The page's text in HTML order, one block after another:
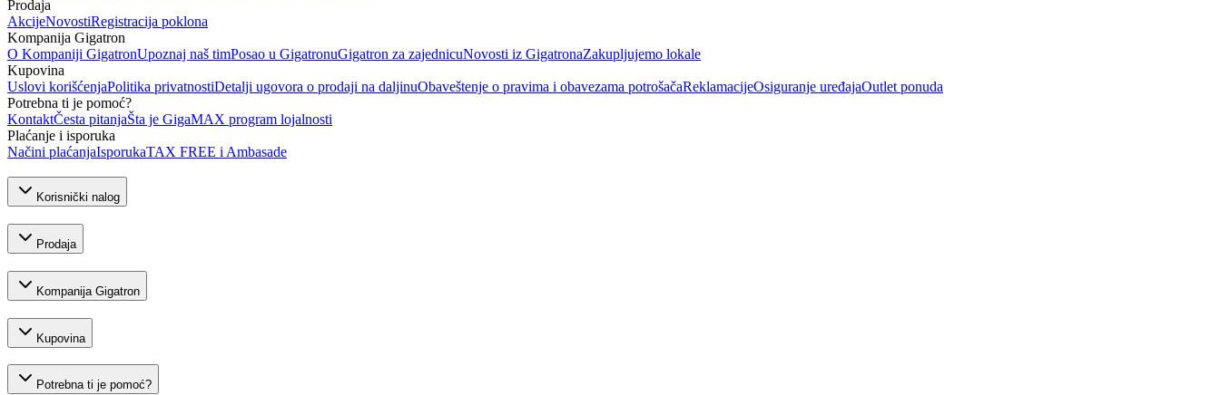
Prodaja
AkcijeNovostiRegistracija poklona
Kompanija Gigatron
O Kompaniji GigatronUpoznaj naš timPosao u GigatronuGigatron za zajednicuNovosti iz GigatronaZakupljujemo lokale
Kupovina
Uslovi korišćenjaPolitika privatnostiDetalji ugovora o prodaji na daljinuObaveštenje o pravima i obavezama potrošačaReklamacijeOsiguranje uređajaOutlet ponuda
Potrebna ti je pomoć?
KontaktČesta pitanjaŠta je GigaMAX program lojalnosti
Plaćanje i isporuka
Načini plaćanjaIsporukaTAX FREE i Ambasade
Korisnički nalog
Prodaja
Kompanija Gigatron
Kupovina
Potrebna ti je pomoć?